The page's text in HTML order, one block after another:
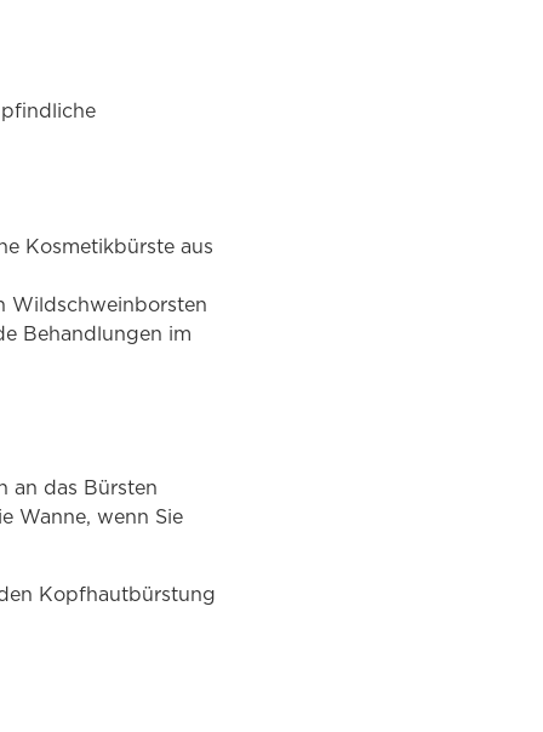
Kosmetikbürste aus
Wildschweinborsten
Behandlungen im
an das Bürsten
Wanne, wenn Sie
Kopfhautbürstung